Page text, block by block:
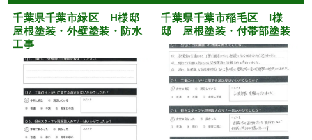
千葉県千葉市緑区 H様邸
屋根塗装・外壁塗装・防水
工事
千葉県千葉市稲毛区 I様
邸 屋根塗装・付帯部塗装